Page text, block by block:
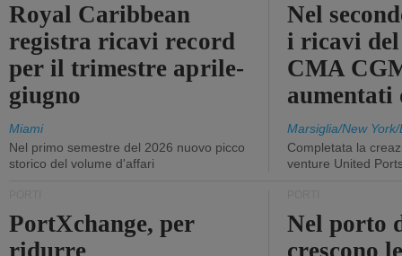
Royal Caribbean
registra ricavi record
per il trimestre aprile-
giugno
Miami
Nel primo semestre del 2026 nuovo picco
storico del volume d'affari
Nel
i ricavi
CMA
aumentati
Marsiglia/New
Completata la
venture United
PortXchange, per
ridurre
Nel porto
crescono